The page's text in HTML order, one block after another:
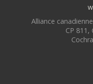
Alliance
CP 811,